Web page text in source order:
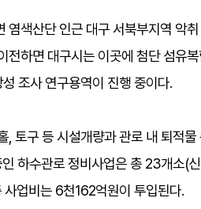
염색산단 인근 대구 서북부지역 악
전하면 대구시는 이곳에 첨단 섬유
조사 연구용역이 진행 중이다.
, 토구 등 시설개량과 관로 내 퇴적
하수관로 정비사업은 총 23개소(
업비는 6천162억원이 투입된다.